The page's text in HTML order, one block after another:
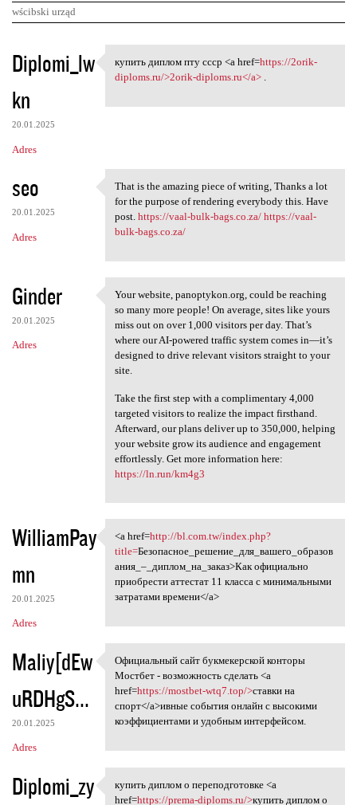
wścibski urząd
K
o
m
e
n
a
r
z
Diplomi_lw
kn
20.01.2025
Adres
купить диплом пту ссср <a
купить диплом пту ссср <a href=https://2orik-
diploms.ru/>2orik-diploms.ru</a>.
seo
20.01.2025
Adres
That is the amazing piece of
That is the amazing piece of writing, Thanks a lot
for the purpose of rendering everybody this. Have
post. https://vaal-bulk-bags.co.za/ https://vaal-
bulk-bags.co.za/
Ginder
20.01.2025
Adres
Your website, panoptykon.org,
Your website, panoptykon.org, could be reaching
so many more people! On average, sites like yours
miss out on over 1,000 visitors per day. That’s
where our AI-powered traffic system comes in—it’s
designed to drive relevant visitors straight to your
site.
Take the first step with a complimentary 4,000
targeted visitors to realize the impact firsthand.
Afterward, our plans deliver up to 350,000, helping
your website grow its audience and engagement
effortlessly. Get more information here:
https://ln.run/km4g3
WilliamPay
mn
20.01.2025
Adres
<a href=http://bl.com.tw
<a href=http://bl.com.tw/index.php?
title=Безопасное_решение_для_вашего_образов
ания_–_диплом_на_заказ>Как официально
приобрести аттестат 11 класса с минимальными
затратами времени</a>
Maliy[dEw
uRDHgS...
20.01.2025
Adres
Официальный сайт букмекерской
Официальный сайт букмекерской конторы
Мостбет - возможность сделать <a
href=https://mostbet-wtq7.top/>ставки на
спорт</a>ивные события онлайн с высокими
коэффициентами и удобным интерфейсом.
Diplomi_zy купить диплом о
купить диплом о переподготовке <a
href=https://prema-diploms.ru/>купить диплом о